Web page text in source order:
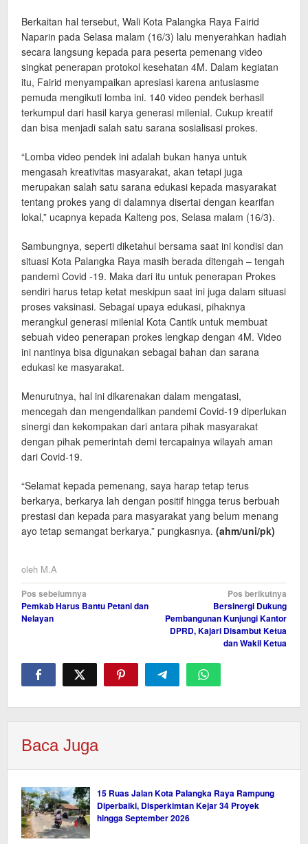
Berkaitan hal tersebut, Wali Kota Palangka Raya Fairid
Naparin pada Selasa malam (16/3) lalu menyerahkan hadiah
secara langsung kepada para peserta pemenang video
singkat penerapan protokol kesehatan 4M. Dalam kegiatan
itu, Fairid menyampaikan apresiasi karena antusiasme
pemuda mengikuti lomba ini. 140 video pendek berhasil
terkumpul dari hasil karya generasi milenial. Cukup kreatif
dan bisa menjadi salah satu sarana sosialisasi prokes.
“Lomba video pendek ini adalah bukan hanya untuk
mengasah kreativitas masyarakat, akan tetapi juga
merupakan salah satu sarana edukasi kepada masyarakat
tentang prokes yang di dalamnya disertai dengan kearifan
lokal,” ucapnya kepada Kalteng pos, Selasa malam (16/3).
Sambungnya, seperti diketahui bersama saat ini kondisi dan
situasi Kota Palangka Raya masih berada ditengah – tengah
pandemi Covid -19. Maka dari itu untuk penerapan Prokes
sendiri harus tetap ketat meskipun saat ini juga dalam situasi
proses vaksinasi. Sebagai upaya edukasi, pihaknya
merangkul generasi milenial Kota Cantik untuk membuat
sebuah video penerapan prokes lengkap dengan 4M. Video
ini nantinya bisa digunakan sebagai bahan dan sarana
edukasi ke masyarakat.
Menurutnya, hal ini dikarenakan dalam mengatasi,
mencegah dan mengendalikan pandemi Covid-19 diperlukan
sinergi dan kekompakan dari antara pihak masyarakat
dengan pihak pemerintah demi tercapainya wilayah aman
dari Covid-19.
“Selamat kepada pemenang, saya harap tetap terus
berkarya, berkarya lah dengan positif hingga terus berbuah
prestasi dan kepada para masyarakat yang belum menang
ayo tetap semangat berkarya,” pungkasnya. (ahm/uni/pk)
oleh M.A
Navigasi
pos
Pos sebelumnya
Pemkab Harus Bantu Petani dan
Nelayan
Pos berikutnya
Bersinergi Dukung
Pembangunan Kunjungi Kantor
DPRD, Kajari Disambut Ketua
dan Wakil Ketua
Baca Juga
15 Ruas Jalan Kota Palangka Raya Rampung
Diperbaiki, Disperkimtan Kejar 34 Proyek
hingga September 2026